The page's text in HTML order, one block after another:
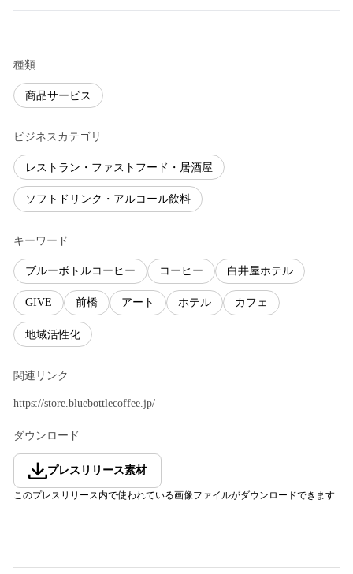
種類
商品サービス
ビジネスカテゴリ
レストラン・ファストフード・居酒屋
ソフトドリンク・アルコール飲料
キーワード
ブルーボトルコーヒー コーヒー 白井屋ホテル
GIVE 前橋 アート ホテル カフェ
地域活性化
関連リンク
https://store.bluebottlecoffee.jp/
ダウンロード
プレスリリース素材
このプレスリリース内で使われている画像ファイルがダウンロードできます